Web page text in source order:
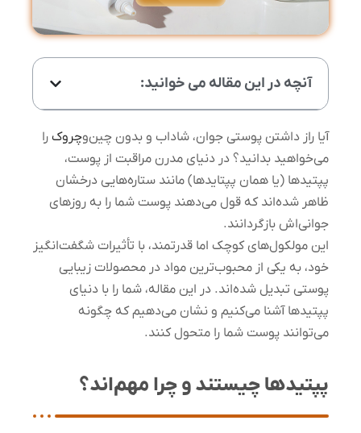
آنچه در این مقاله می خوانید:
آیا راز داشتن پوستی جوان، شاداب و بدون چین‌وچروک را
می‌خواهید بدانید؟ در دنیای مدرن مراقبت از پوست،
پپتیدها (یا همان پپتایدها) مانند ستاره‌هایی درخشان
ظاهر شده‌اند که قول می‌دهند پوست شما را به روزهای
جوانی‌اش بازگردانند.
این مولکول‌های کوچک اما قدرتمند، با تأثیرات شگفت‌انگیز
خود، به یکی از محبوب‌ترین مواد در محصولات زیبایی
پوستی تبدیل شده‌اند. در این مقاله، شما را با دنیای
پپتیدها آشنا می‌کنیم و نشان می‌دهیم که چگونه
می‌توانند پوست شما را متحول کنند.
پپتیدها چیستند و چرا مهم‌اند؟